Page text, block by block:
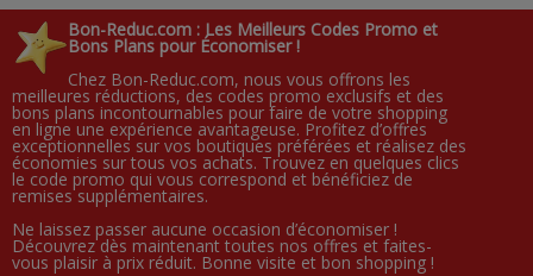
Bon-Reduc.com : Les Meilleurs Codes Promo et
Bons Plans pour Économiser !
Chez Bon-Reduc.com, nous vous offrons les
meilleures réductions, des codes promo exclusifs et des
bons plans incontournables pour faire de votre shopping
en ligne une expérience avantageuse. Profitez d’offres
exceptionnelles sur vos boutiques préférées et réalisez des
économies sur tous vos achats. Trouvez en quelques clics
le code promo qui vous correspond et bénéficiez de
remises supplémentaires.
Ne laissez passer aucune occasion d’économiser !
Découvrez dès maintenant toutes nos offres et faites-
vous plaisir à prix réduit. Bonne visite et bon shopping !